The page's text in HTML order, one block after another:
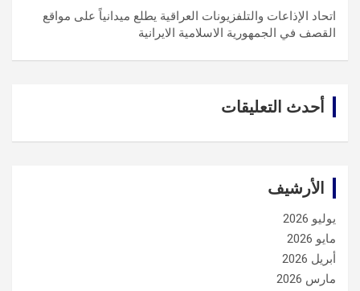
اتحاد الإذاعات والتلفزيونات العراقية يطلع ميدانياً على مواقع
القصف في الجمهورية الاسلامية الايرانية
أحدث التعليقات
الأرشيف
يوليو 2026
مايو 2026
أبريل 2026
مارس 2026